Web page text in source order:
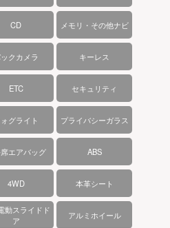
CD メモリ・その他ナビ
クカメラ キーレス
ETC セキュリティ
グライト プライバシーガラス
エアバッグ ABS
4WD 本革シート
動スライドド
ア
アルミホイール